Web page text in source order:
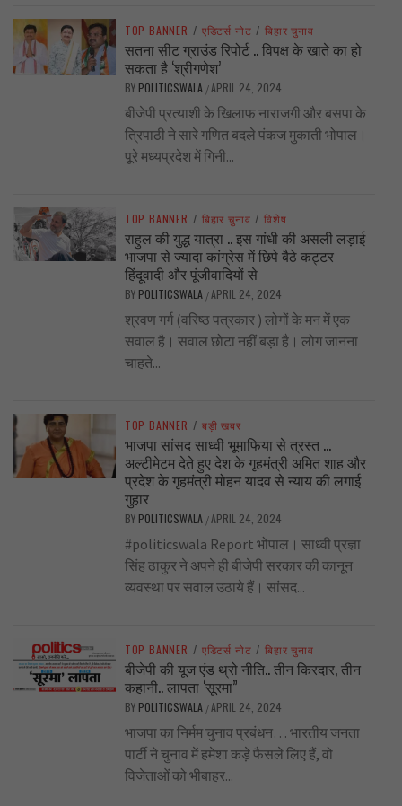
TOP BANNER / एडिटर्स नोट / बिहार चुनाव
सतना सीट ग्राउंड रिपोर्ट .. विपक्ष के खाते का हो
सकता है ‘श्रीगणेश’
BY POLITICSWALA /APRIL 24, 2024
बीजेपी प्रत्याशी के खिलाफ नाराजगी और बसपा के
त्रिपाठी ने सारे गणित बदले पंकज मुकाती भोपाल।
पूरे मध्यप्रदेश में गिनी...
TOP BANNER / बिहार चुनाव / विशेष
राहुल की युद्ध यात्रा .. इस गांधी की असली लड़ाई
भाजपा से ज्यादा कांग्रेस में छिपे बैठे कट्टर
हिंदूवादी और पूंजीवादियों से
BY POLITICSWALA /APRIL 24, 2024
श्रवण गर्ग (वरिष्ठ पत्रकार ) लोगों के मन में एक
सवाल है। सवाल छोटा नहीं बड़ा है। लोग जानना
चाहते...
TOP BANNER / बड़ी खबर
भाजपा सांसद साध्वी भूमाफिया से त्रस्त …
अल्टीमेटम देते हुए देश के गृहमंत्री अमित शाह और
प्रदेश के गृहमंत्री मोहन यादव से न्याय की लगाई
गुहार
BY POLITICSWALA /APRIL 24, 2024
#politicswala Report भोपाल। साध्वी प्रज्ञा
सिंह ठाकुर ने अपने ही बीजेपी सरकार की कानून
व्यवस्था पर सवाल उठाये हैं। सांसद...
TOP BANNER / एडिटर्स नोट / बिहार चुनाव
बीजेपी की यूज एंड थ्रो नीति.. तीन किरदार, तीन
कहानी.. लापता ‘सूरमा”
BY POLITICSWALA /APRIL 24, 2024
भाजपा का निर्मम चुनाव प्रबंधन… भारतीय जनता
पार्टी ने चुनाव में हमेशा कड़े फैसले लिए हैं, वो
विजेताओं को भीबाहर...